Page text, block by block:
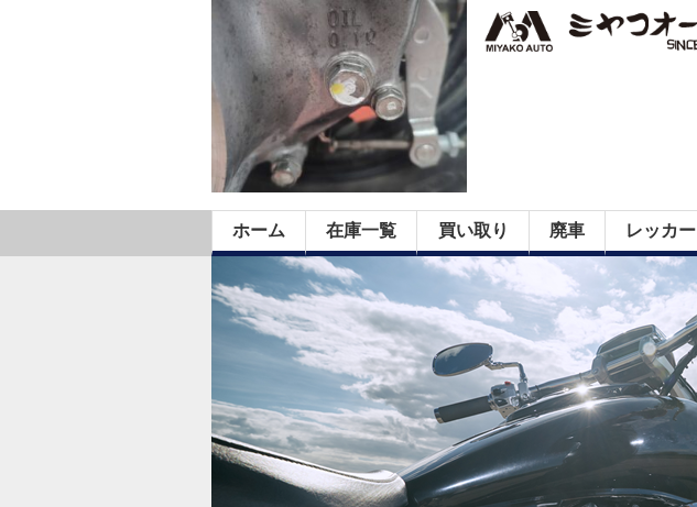
ホーム 在庫一覧 買い取り 廃車 レッカー